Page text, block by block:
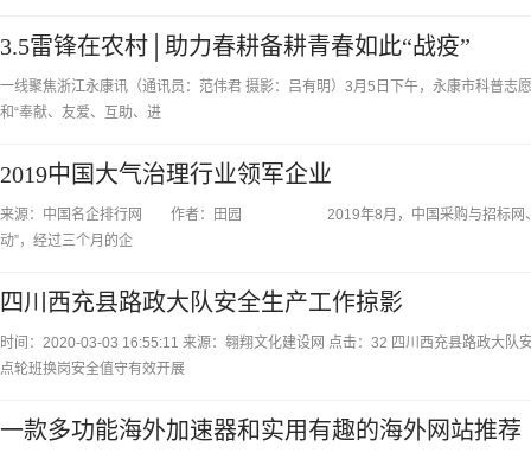
3.5雷锋在农村│助力春耕备耕青春如此“战疫”
一线聚焦浙江永康讯（通讯员：范伟君 摄影：吕有明）3月5日下午，永康市科普志
和“奉献、友爱、互助、进
2019中国大气治理行业领军企业
来源：中国名企排行网 作者：田园 2019年8月，中国采购与招标网、中国
动”，经过三个月的企
四川西充县路政大队安全生产工作掠影
时间：2020-03-03 16:55:11 来源：翱翔文化建设网 点击：32 四川西充县路政大
点轮班换岗安全值守有效开展
一款多功能海外加速器和实用有趣的海外网站推荐